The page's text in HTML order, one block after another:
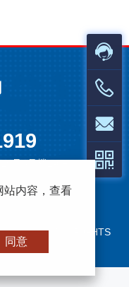
站内容，查看
同意
号8号楼2-6F
有限公司 ALL RIGHTS